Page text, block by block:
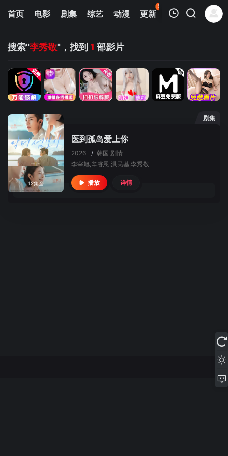
首页 电影 剧集 综艺 动漫 更新
94
热榜 APP
搜索"李秀敬"，找到 1 部影片
剧集
12集全
医到孤岛爱上你
2026 / 韩国 剧情
李宰旭,辛睿恩,洪民基,李秀敬
播放 详情